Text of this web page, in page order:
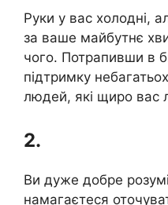
Руки у вас холодні,
за ваше майбутнє
чого. Потрапивши в
підтримку
людей, які щиро вас
2.
Ви дуже добре
намагаєтеся